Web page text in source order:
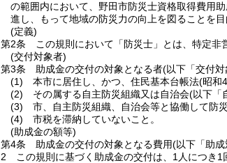
の範囲内において、野田市防災士資格取得費用助
進し、もって地域の防災力の向上を図ることを目
(定義)
第2条
この規則において「防災士」とは、特定非
(交付対象者)
第3条
助成金の交付の対象となる者(以下「交付
(1)
本市に居住し、かつ、住民基本台帳法(昭和
(2)
その属する自主防災組織又は自治会(以下「
(3)
市、自主防災組織、自治会等と協働して防
(4)
市税を滞納していないこと。
(助成金の額等)
第4条
助成金の交付の対象となる費用(以下「助
2
この規則に基づく助成金の交付は、1人につき1